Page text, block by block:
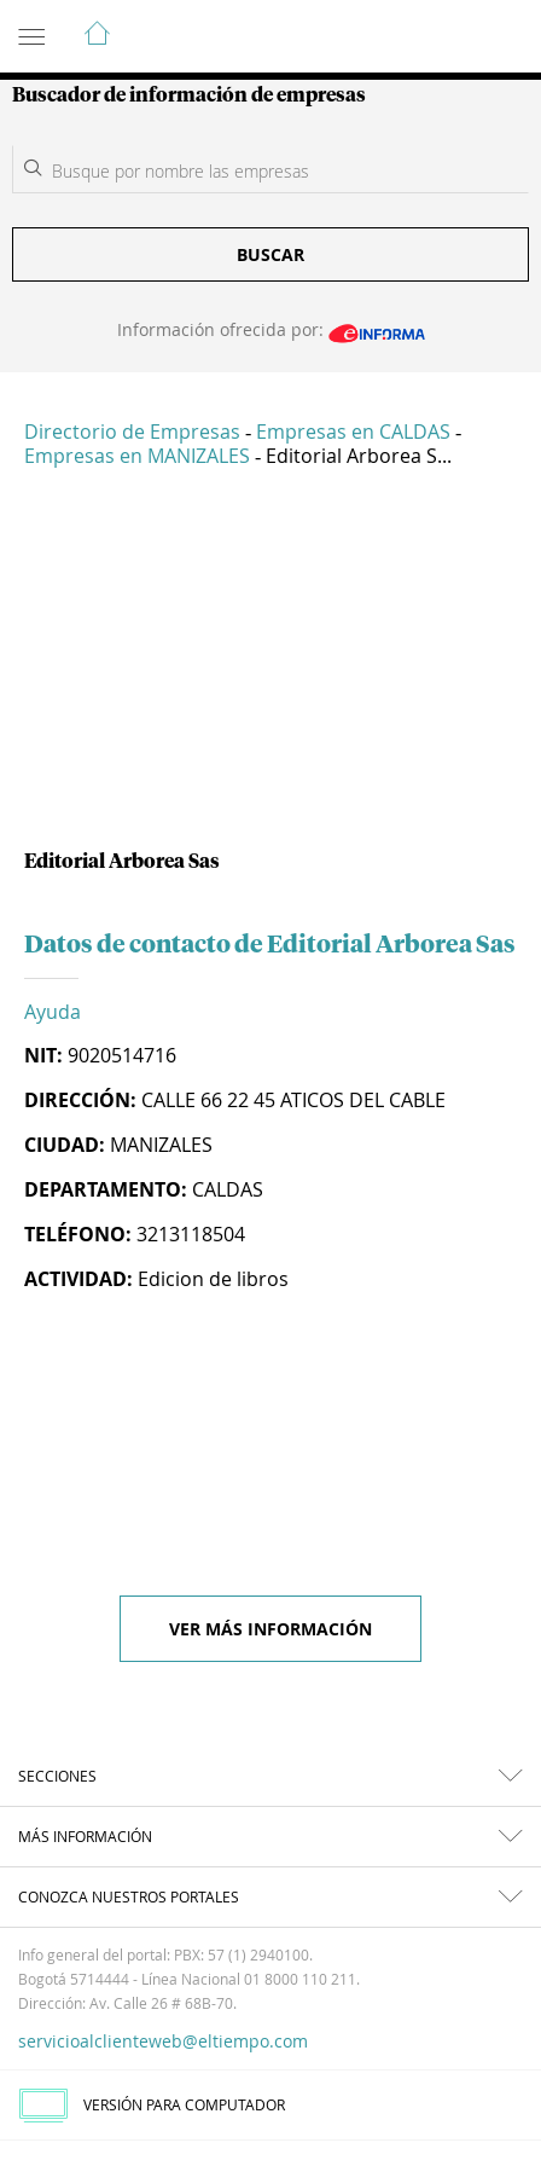
Guía de Empresas Colombianas
Buscador de información de empresas
BUSCAR
Información ofrecida por:
Directorio de Empresas - Empresas en CALDAS -
Empresas en MANIZALES - Editorial Arborea S...
Editorial Arborea Sas
Datos de contacto de Editorial Arborea Sas
Ayuda
NIT: 9020514716
DIRECCIÓN: CALLE 66 22 45 ATICOS DEL CABLE
CIUDAD: MANIZALES
DEPARTAMENTO: CALDAS
TELÉFONO: 3213118504
ACTIVIDAD: Edicion de libros
VER MÁS INFORMACIÓN
SECCIONES
MÁS INFORMACIÓN
CONOZCA NUESTROS PORTALES
Info general del portal: PBX: 57 (1) 2940100.
Bogotá 5714444 - Línea Nacional 01 8000 110 211.
Dirección: Av. Calle 26 # 68B-70.
servicioalclienteweb@eltiempo.com
VERSIÓN PARA COMPUTADOR